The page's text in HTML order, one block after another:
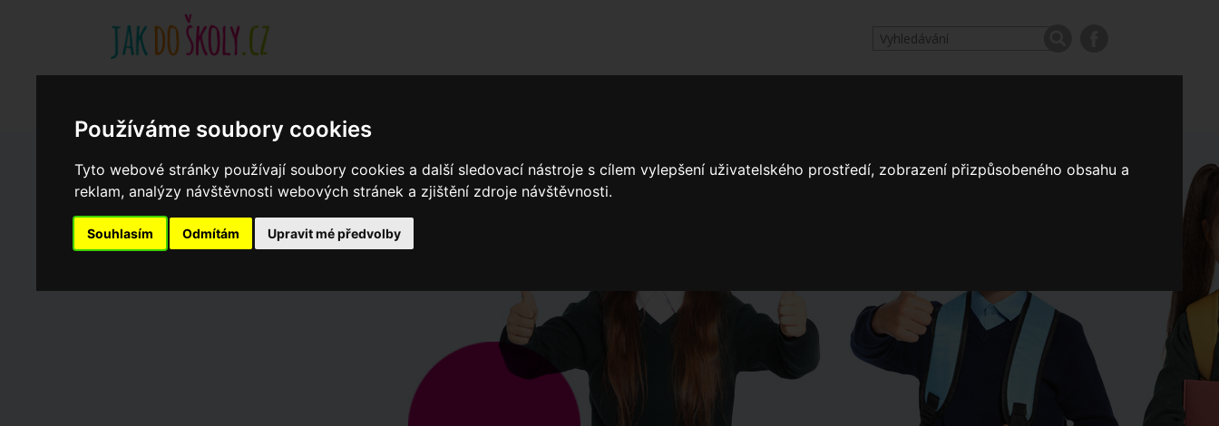
Používáme soubory cookies
Tyto webové stránky používají soubory cookies a další sledovací nástroje s cílem vylepšení uživatelského prostředí, zobrazení přizpůsobeného obsahu a
reklam, analýzy návštěvnosti webových stránek a zjištění zdroje návštěvnosti.
Souhlasím Odmítám Upravit mé předvolby
Zápisy do ZŠ 2026/27 Výroční zprávy Spádové oblasti ZŠ Koncepce školství
Dny otevřených dveří ZŠ